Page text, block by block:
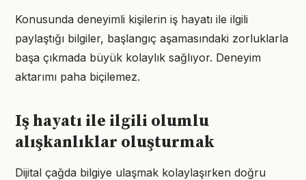
Konusunda deneyimli kişilerin iş hayatı ile ilgili
paylaştığı bilgiler, başlangıç aşamasındaki zorluklarla
başa çıkmada büyük kolaylık sağlıyor. Deneyim
aktarımı paha biçilemez.
Iş hayatı ile ilgili olumlu
alışkanlıklar oluşturmak
Dijital çağda bilgiye ulaşmak kolaylaşırken doğru